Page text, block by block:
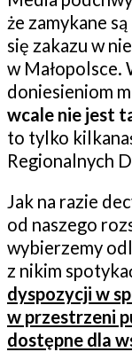
że zamykane
się zakazu w
w Małopolsce.
doniesieniom
wcale nie jest
to tylko
Regionalnych
Jak na razie
od naszego
wybierzemy
z nikim
dyspozycji w
w przestrzeni
dostępne dla